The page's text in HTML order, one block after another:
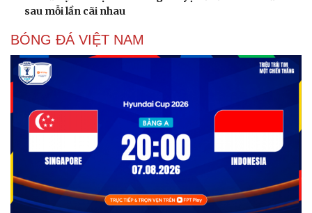
sau mỗi lần cãi nhau
BÓNG ĐÁ VIỆT NAM